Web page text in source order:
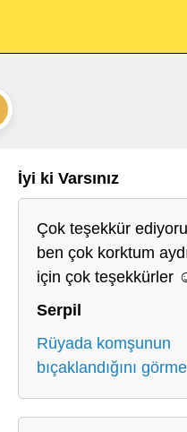
İyi ki Varsınız
Çok teşekkür
ben çok korktum
için çok teşekkürler
Serpil
Rüyada komşunun
bıçaklandığını